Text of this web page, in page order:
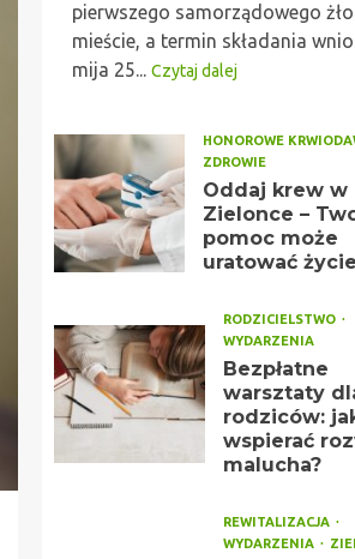
pierwszego samorządowego
mieście, a termin składania
mija 25... Czytaj dalej
HONOROWE
ZDROWIE
Oddaj krew w
Zielonce –
pomoc może
uratować
RODZICIELSTWO
WYDARZENIA
Bezpłatne
warsztaty
rodziców:
wspierać
malucha?
REWITALIZACJA
WYDARZENIA